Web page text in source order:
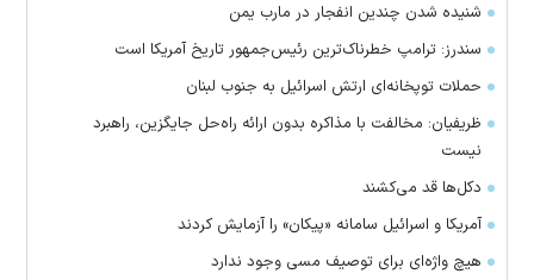
شنیده شدن چندین انفجار در مارب یمن
سندرز: ترامپ خطرناک‌ترین رئیس‌جمهور تاریخ آمریکا است
حملات توپخانه‌ای ارتش اسرائیل به جنوب لبنان
ظریفیان: مخالفت با مذاکره بدون ارائه راه‌حل جایگزین، راهبرد
نیست
دکل‌ها قد می‌کشند
آمریکا و اسرائیل سامانه «پیکان» را آزمایش کردند
هیچ واژه‌ای برای توصیف مسی وجود ندارد